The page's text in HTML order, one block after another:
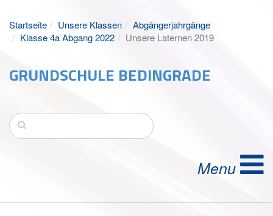
Startseite Unsere Klassen
Abgängerjahrgänge
Klasse 4a Abgang 2022
Unsere Laternen 2019
GRUNDSCHULE BEDINGRADE